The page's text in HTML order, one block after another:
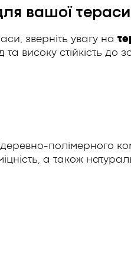
вашої тераси
зверніть увагу на
високу стійкість до
полімерного
а також